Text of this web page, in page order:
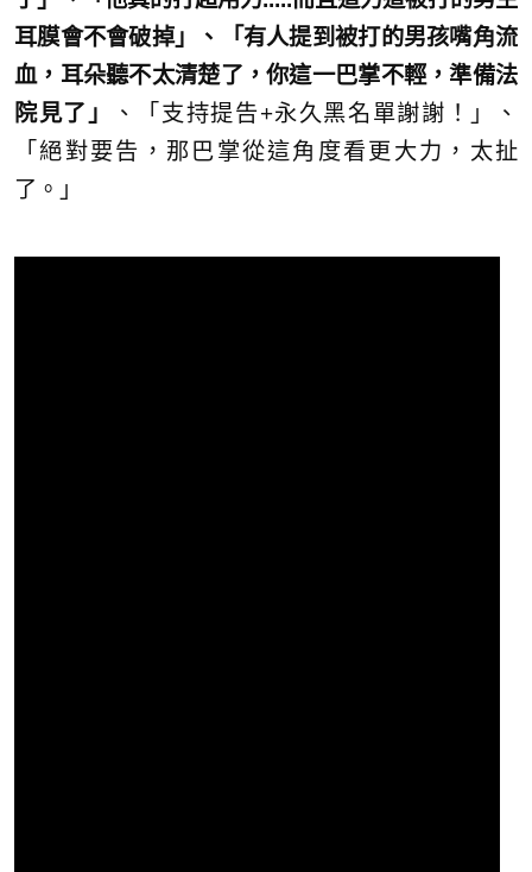
耳膜會不會破掉」、「有人提到被打的男孩嘴角流
血，耳朵聽不太清楚了，你這一巴掌不輕，準備法
院見了」
、「支持提告+永久黑名單謝謝！」、
「絕對要告，那巴掌從這角度看更大力，太扯
了。」